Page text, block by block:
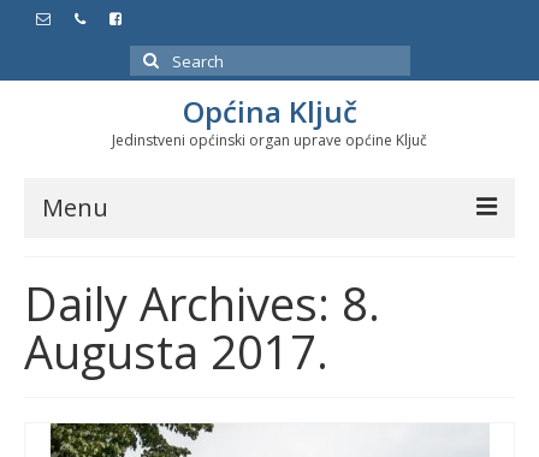
Search
for:
Općina Ključ
Jedinstveni općinski organ uprave općine Ključ
Menu
Službeni glasnici
Javne nabavke
Značajni datumi i manifestacije
Daily Archives: 8.
Augusta 2017.